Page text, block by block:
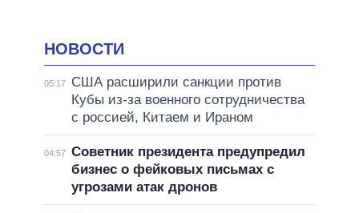
НОВОСТИ
05:17
США расширили санкции против
Кубы из-за военного сотрудничества
с россией, Китаем и Ираном
04:57 Советник президента предупредил
бизнес о фейковых письмах с
угрозами атак дронов